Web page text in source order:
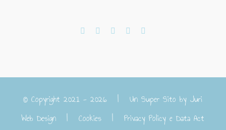
© Copyright 2021 -2026 | Un Super Sito byJuri
Web Design |Cookies |Privacy Policy e Data Act